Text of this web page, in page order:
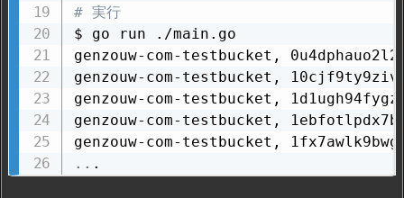
# 実行
$ go run ./main.go
genzouw-com-testbucket,
genzouw-com-testbucket,
genzouw-com-testbucket,
genzouw-com-testbucket,
.. .